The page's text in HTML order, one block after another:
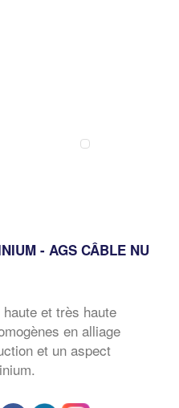
- AGS CÂBLE NU
et très haute
en alliage
et un aspect